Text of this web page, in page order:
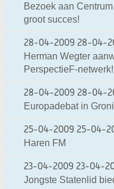
Bezoek aan
groot succes!
28-04-2009 28-04-
Herman Wegter
PerspectieF-netwerk!
28-04-2009 28-04-
Europadebat in
25-04-2009 25-04-
Haren FM
23-04-2009 23-04-
Jongste Statenlid